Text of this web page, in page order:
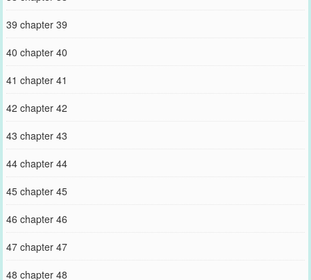
39 chapter 39
40 chapter 40
41 chapter 41
42 chapter 42
43 chapter 43
44 chapter 44
45 chapter 45
46 chapter 46
47 chapter 47
48 chapter 48